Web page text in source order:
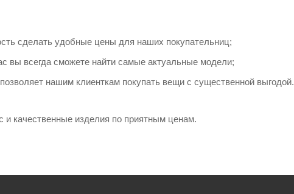
сделать удобные цены для наших покупательниц;
вы всегда сможете найти самые актуальные модели;
нашим клиенткам покупать вещи с существенной выгодой.
качественные изделия по приятным ценам.